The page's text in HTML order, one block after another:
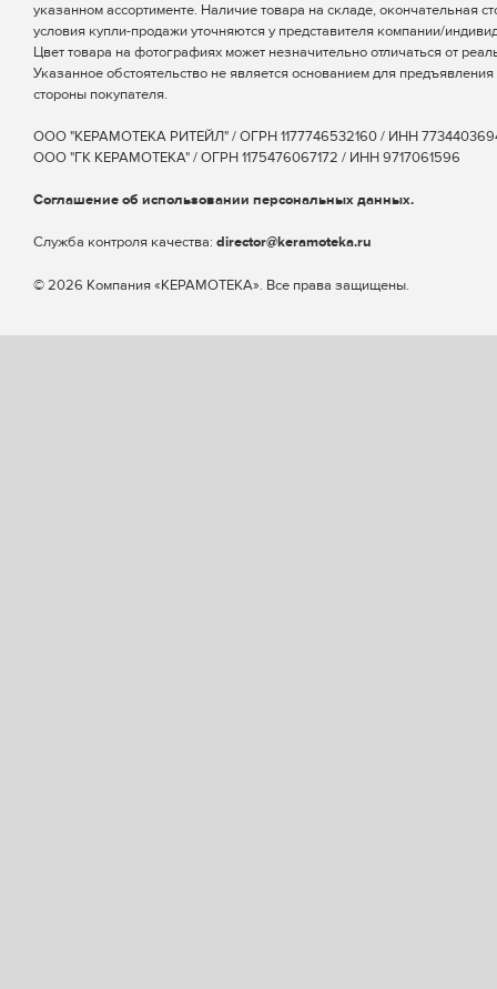
указанном ассортименте. Наличие товара на складе, окончательная
условия купли-продажи уточняются у представителя компании/
Цвет товара на фотографиях может незначительно отличаться от
Указанное обстоятельство не является основанием для
стороны покупателя.
ООО "КЕРАМОТЕКА РИТЕЙЛ" / ОГРН 1177746532160 / ИНН
ООО "ГК КЕРАМОТЕКА" / ОГРН 1175476067172 / ИНН 9717061596
Соглашение об использовании персональных данных.
Cлужба контроля качества: director@keramoteka.ru
© 2026 Компания «КЕРАМОТЕКА». Все права защищены.